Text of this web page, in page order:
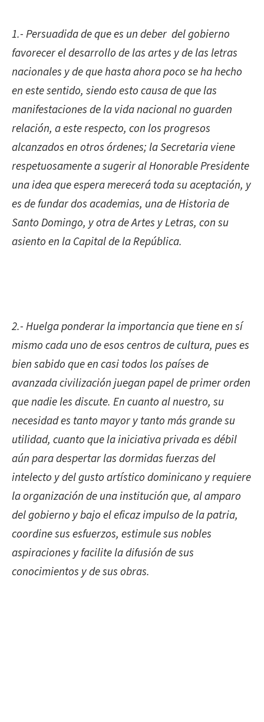
1.- Persuadida de que es un deber del gobierno
favorecer el desarrollo de las artes y de las letras
nacionales y de que hasta ahora poco se ha hecho
en este sentido, siendo esto causa de que las
manifestaciones de la vida nacional no guarden
relación, a este respecto, con los progresos
alcanzados en otros órdenes; la Secretaria viene
respetuosamente a sugerir al Honorable Presidente
una idea que espera merecerá toda su aceptación, y
es de fundar dos academias, una de Historia de
Santo Domingo, y otra de Artes y Letras, con su
asiento en la Capital de la República.
2.- Huelga ponderar la importancia que tiene en sí
mismo cada uno de esos centros de cultura, pues es
bien sabido que en casi todos los países de
avanzada civilización juegan papel de primer orden
que nadie les discute. En cuanto al nuestro, su
necesidad es tanto mayor y tanto más grande su
utilidad, cuanto que la iniciativa privada es débil
aún para despertar las dormidas fuerzas del
intelecto y del gusto artístico dominicano y requiere
la organización de una institución que, al amparo
del gobierno y bajo el eficaz impulso de la patria,
coordine sus esfuerzos, estimule sus nobles
aspiraciones y facilite la difusión de sus
conocimientos y de sus obras.